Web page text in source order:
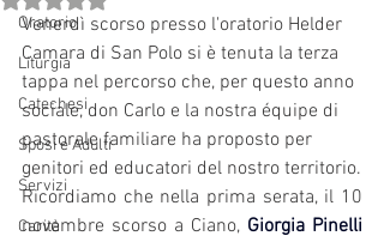
Oratorio
Liturgia
Catechesi
Sposi e Adulti
Servizi
Carità
Venerdì scorso presso l'oratorio Helder
Camara di San Polo si è tenuta la terza
tappa nel percorso che, per questo anno
sociale, don Carlo e la nostra équipe di
pastorale familiare ha proposto per
genitori ed educatori del nostro territorio.
Ricordiamo che nella prima serata, il 10
novembre scorso a Ciano, Giorgia Pinelli